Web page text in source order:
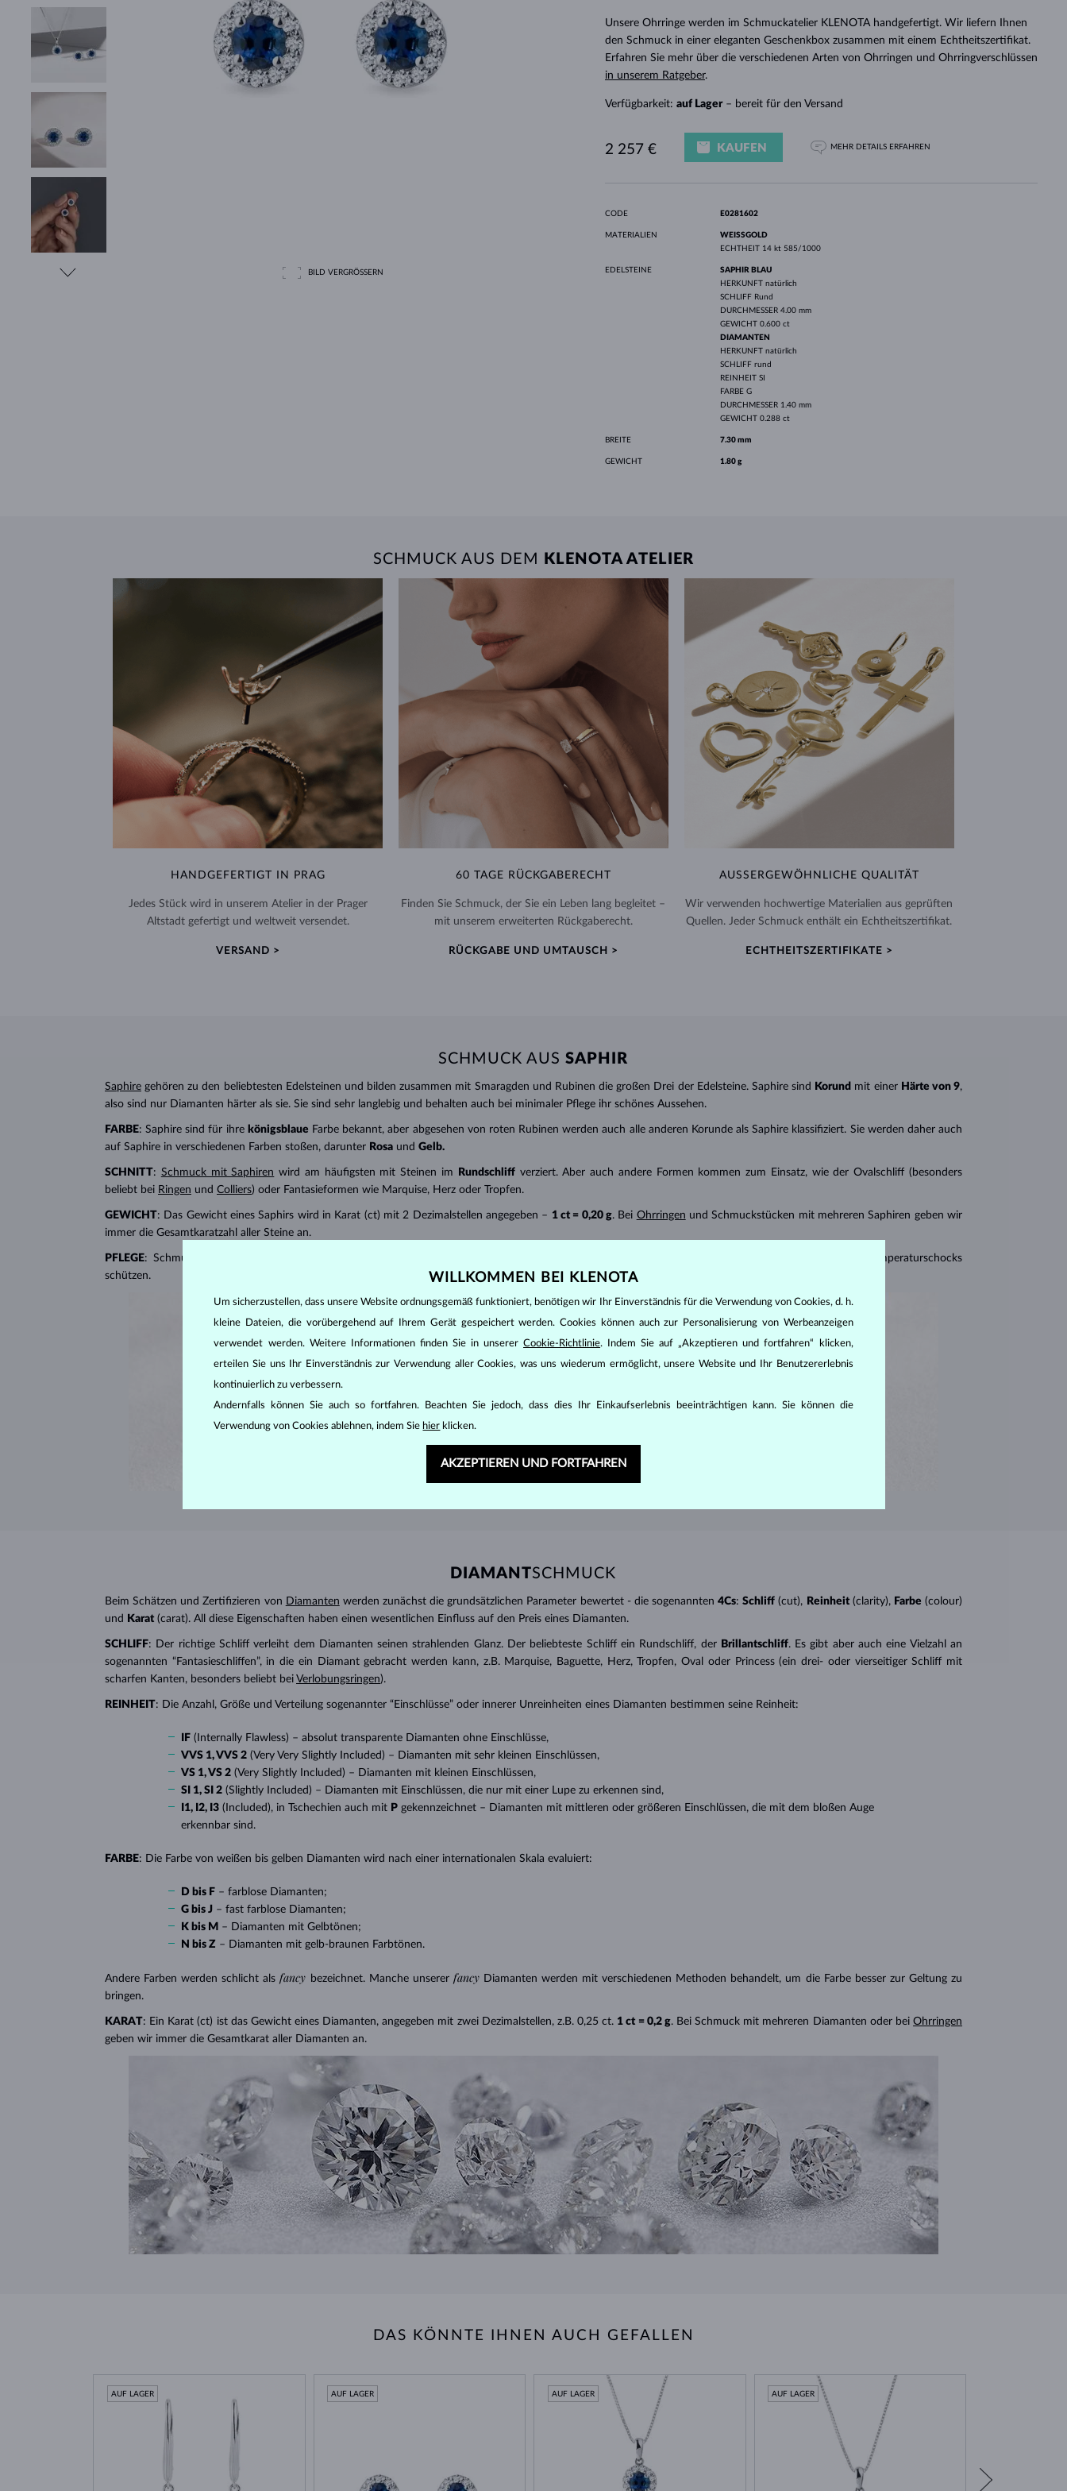
HALO-DESIGN
ORIGINELLE SETS
AMETHYSTE
EINZELOHRRINGE
GELBGOLD
ROSÉGOLD
EDELSTEINE
MAGNETISCHE HALSKETTEN
DURCHSEHEN
SÜSSWASSERPERLEN
LÜNETTENFASSUNG
ROSÉGOLD
GRAVIERBARER SCHMUCK
LETNÍ VRSTVENÍ
FÜR DIE MUTTER
BILD VERGRÖSSERN
Unsere Ohrringe werden im Schmuckatelier KLENOTA handgefertigt. Wir liefern Ihnen
den Schmuck in einer eleganten Geschenkbox zusammen mit einem Echtheitszertifikat.
Erfahren Sie mehr über die verschiedenen Arten von Ohrringen und Ohrringverschlüssen
in unserem Ratgeber.
Verfügbarkeit: auf Lager– bereit für den Versand
2 257 € KAUFEN MEHR DETAILS ERFAHREN
CODE E0281602
MATERIALIEN
WEISSGOLD
ECHTHEIT 14 kt 585/1000
EDELSTEINE
SAPHIR BLAU
HERKUNFT natürlich
SCHLIFF Rund
DURCHMESSER 4.00 mm
GEWICHT 0.600 ct
DIAMANTEN
HERKUNFT natürlich
SCHLIFF rund
REINHEIT SI
FARBE G
DURCHMESSER 1.40 mm
GEWICHT 0.288 ct
BREITE 7.30 mm
GEWICHT 1.80 g
SCHMUCK AUS DEM KLENOTA ATELIER
HANDGEFERTIGT IN PRAG
Jedes Stück wird in unserem Atelier in der Prager
Altstadt gefertigt und weltweit versendet.
VERSAND >
60 TAGE RÜCKGABERECHT
Finden Sie Schmuck, der Sie ein Leben lang begleitet –
mit unserem erweiterten Rückgaberecht.
RÜCKGABE UND UMTAUSCH >
AUSSERGEWÖHNLICHE QUALITÄT
Wir verwenden hochwertige Materialien aus geprüften
Quellen. Jeder Schmuck enthält ein Echtheitszertifikat.
ECHTHEITSZERTIFIKATE >
SCHMUCK AUS SAPHIR
Saphire gehören zu den beliebtesten Edelsteinen und bilden zusammen mit Smaragden und Rubinen die großen Drei der Edelsteine. Saphire sind Korund mit einer Härte von 9,
also sind nur Diamanten härter als sie. Sie sind sehr langlebig und behalten auch bei minimaler Pflege ihr schönes Aussehen.
FARBE: Saphire sind für ihre königsblaue Farbe bekannt, aber abgesehen von roten Rubinen werden auch alle anderen Korunde als Saphire klassifiziert. Sie werden daher auch
auf Saphire in verschiedenen Farben stoßen, darunter Rosa und Gelb.
SCHNITT: Schmuck mit Saphiren wird am häufigsten mit Steinen im Rundschliff verziert. Aber auch andere Formen kommen zum Einsatz, wie der Ovalschliff (besonders
beliebt bei Ringen und Colliers) oder Fantasieformen wie Marquise, Herz oder Tropfen.
GEWICHT: Das Gewicht eines Saphirs wird in Karat (ct) mit 2 Dezimalstellen angegeben – 1 ct = 0,20 g. Bei Ohrringen und Schmuckstücken mit mehreren Saphiren geben wir
immer die Gesamtkaratzahl aller Steine ​​an.
PFLEGE: Schmuck mit Saphiren in warmem Seifenwasser einweichen und mit einer weichen Bürste reinigen. Sie sollten die Steine ​​vor Druck- und Temperaturschocks
schützen.
DIAMANTSCHMUCK
Beim Schätzen und Zertifizieren von Diamanten werden zunächst die grundsätzlichen Parameter bewertet - die sogenannten 4Cs: Schliff (cut), Reinheit (clarity), Farbe (colour)
und
Karat (carat). All diese Eigenschaften haben einen wesentlichen Einfluss auf den Preis eines Diamanten.
SCHLIFF: Der richtige Schliff verleiht dem Diamanten seinen strahlenden Glanz. Der beliebteste Schliff ein Rundschliff, der Brillantschliff. Es gibt aber auch eine Vielzahl an
sogenannten “Fantasieschliffen”, in die ein Diamant gebracht werden kann, z.B. Marquise, Baguette, Herz, Tropfen, Oval oder Princess (ein drei- oder vierseitiger Schliff mit
scharfen Kanten, besonders beliebt bei Verlobungsringen).
REINHEIT: Die Anzahl, Größe und Verteilung sogenannter “Einschlüsse” oder innerer Unreinheiten eines Diamanten bestimmen seine Reinheit:
IF (Internally Flawless) – absolut transparente Diamanten ohne Einschlüsse,
VVS 1, VVS 2 (Very Very Slightly Included) – Diamanten mit sehr kleinen Einschlüssen,
VS 1, VS 2 (Very Slightly Included) – Diamanten mit kleinen Einschlüssen,
SI 1, SI 2 (Slightly Included) – Diamanten mit Einschlüssen, die nur mit einer Lupe zu erkennen sind,
I1, I2, I3 (Included), in Tschechien auch mit P gekennzeichnet – Diamanten mit mittleren oder größeren Einschlüssen, die mit dem bloßen Auge
erkennbar sind.
FARBE: Die Farbe von weißen bis gelben Diamanten wird nach einer internationalen Skala evaluiert:
D bis F – farblose Diamanten;
G bis J – fast farblose Diamanten;
K bis M – Diamanten mit Gelbtönen;
N bis Z – Diamanten mit gelb-braunen Farbtönen.
Andere Farben werden schlicht als fancy bezeichnet. Manche unserer fancy Diamanten werden mit verschiedenen Methoden behandelt, um die Farbe besser zur Geltung zu
bringen.
KARAT: Ein Karat (ct) ist das Gewicht eines Diamanten, angegeben mit zwei Dezimalstellen, z.B. 0,25 ct. 1 ct = 0,2 g. Bei Schmuck mit mehreren Diamanten oder bei Ohrringen
geben wir immer die Gesamtkarat aller Diamanten an.
DAS KÖNNTE IHNEN AUCH GEFALLEN
AUF LAGER AUF LAGER AUF LAGER AUF LAGER
WILLKOMMEN BEI KLENOTA
Um sicherzustellen, dass unsere Website ordnungsgemäß funktioniert, benötigen wir Ihr Einverständnis für die Verwendung von Cookies, d. h.
kleine Dateien, die vorübergehend auf Ihrem Gerät gespeichert werden. Cookies können auch zur Personalisierung von Werbeanzeigen
verwendet werden. Weitere Informationen finden Sie in unsererCookie-Richtlinie. Indem Sie auf „Akzeptieren und fortfahren“ klicken,
erteilen Sie uns Ihr Einverständnis zur Verwendung aller Cookies, was uns wiederum ermöglicht, unsere Website und Ihr Benutzererlebnis
kontinuierlich zu verbessern.
Andernfalls können Sie auch so fortfahren. Beachten Sie jedoch, dass dies Ihr Einkaufserlebnis beeinträchtigen kann. Sie können die
Verwendung von Cookies ablehnen, indem Sie hier klicken.
AKZEPTIEREN UND FORTFAHREN